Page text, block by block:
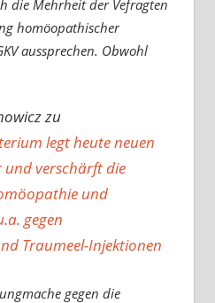
die Mehrheit der Vefragten
homöopathischer
aussprechen. Obwohl
zu
legt heute neuen
und verschärft die
und
gegen
Traumeel-Injektionen
gegen die